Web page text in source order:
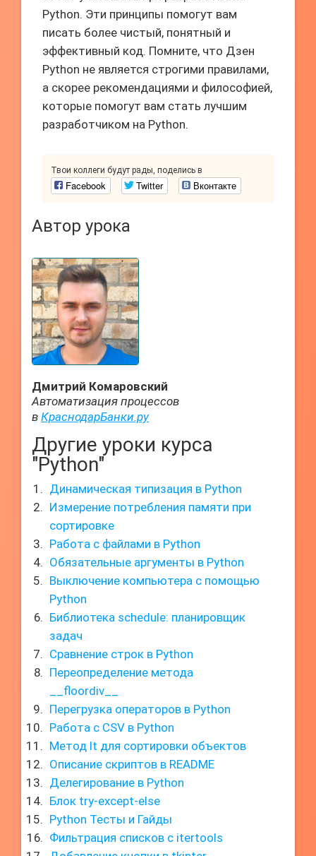
Python. Эти принципы помогут вам
писать более чистый, понятный и
эффективный код. Помните, что Дзен
Python не является строгими правилами,
а скорее рекомендациями и философией,
которые помогут вам стать лучшим
разработчиком на Python.
Твои коллеги будут рады, поделись в
Facebook Twitter Вконтакте
Автор урока
Дмитрий Комаровский
Автоматизация процессов
в КраснодарБанки.ру
Другие уроки курса
"Python"
Динамическая типизация в Python
Измерение потребления памяти при
сортировке
Работа с файлами в Python
Обязательные аргументы в Python
Выключение компьютера с помощью
Python
Библиотека schedule: планировщик
задач
Сравнение строк в Python
Переопределение метода
__floordiv__
Перегрузка операторов в Python
Работа с CSV в Python
Метод lt для сортировки объектов
Описание скриптов в README
Делегирование в Python
Блок try-except-else
Python Тесты и Гайды
Фильтрация списков с itertools